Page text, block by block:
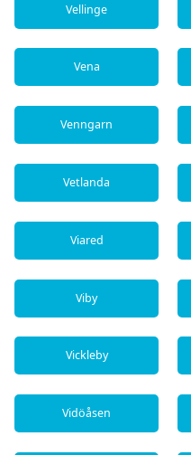
Vellinge
Vena
Venngarn
Vetlanda
Viared
Viby
Vickleby
Vidöåsen